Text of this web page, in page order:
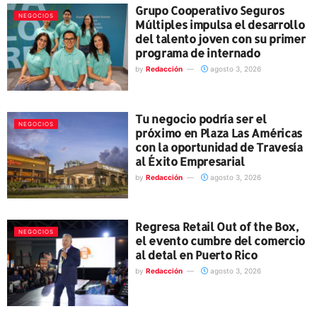
NEGOCIOS
Grupo Cooperativo Seguros
Múltiples impulsa el desarrollo
del talento joven con su primer
programa de internado
by Redacción agosto 3, 2026
NEGOCIOS
Tu negocio podría ser el
próximo en Plaza Las Américas
con la oportunidad de Travesía
al Éxito Empresarial
by Redacción agosto 3, 2026
NEGOCIOS
Regresa Retail Out of the Box,
el evento cumbre del comercio
al detal en Puerto Rico
by Redacción agosto 3, 2026